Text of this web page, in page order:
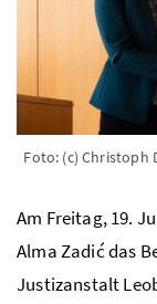
Foto: (c) Christoph
Am Freitag, 19.
Alma Zadić das
Justizanstalt